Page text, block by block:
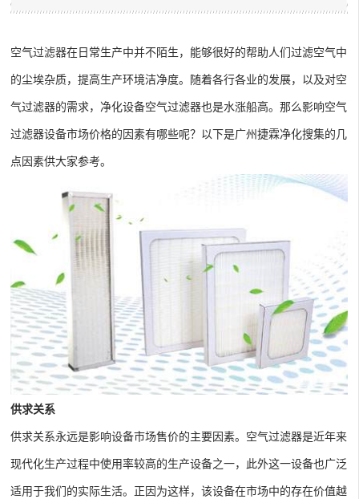
空气过滤器在日常生产中并不陌生，能够很好的帮助人们过滤空气中
的尘埃杂质，提高生产环境洁净度。随着各行各业的发展，以及对空
气过滤器的需求，净化设备空气过滤器也是水涨船高。那么影响空气
过滤器设备市场价格的因素有哪些呢？以下是广州捷霖净化搜集的几
点因素供大家参考。
供求关系
供求关系永远是影响设备市场售价的主要因素。空气过滤器是近年来
现代化生产过程中使用率较高的生产设备之一，此外这一设备也广泛
适用于我们的实际生活。正因为这样，该设备在市场中的存在价值越